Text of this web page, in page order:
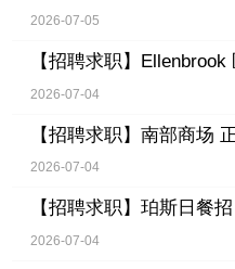
2026-07-05
【招聘求职】 Ellenbrook
2026-07-04
【招聘求职】 南部商场
2026-07-04
【招聘求职】 珀斯日餐
2026-07-04